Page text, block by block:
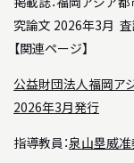
LINK
リンク
究論文 2026年3月
【関連ページ】
公益財団法人福岡ア
2026年3月発行
指導教員：泉山塁威